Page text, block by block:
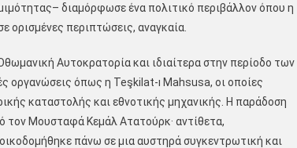
διαμόρφωσε ένα πολιτικό περιβάλλον όπου η
περιπτώσεις, αναγκαία.
Αυτοκρατορία και ιδιαίτερα στην περίοδο των
οργανώσεις όπως η Teşkilat-ı Mahsusa, οι οποίες
καταστολής και εθνοτικής μηχανικής. Η παράδοση
τον Μουσταφά Κεμάλ Ατατούρκ· αντίθετα,
πάνω σε μια αυστηρά συγκεντρωτική και